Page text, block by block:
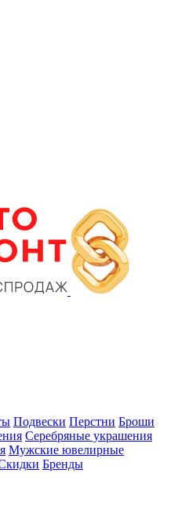
Подвески Перстни Броши
Серебряные украшения
Мужские ювелирные
Бренды